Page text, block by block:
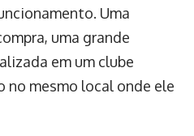
Uma
uma grande
em um clube
mesmo local onde ele